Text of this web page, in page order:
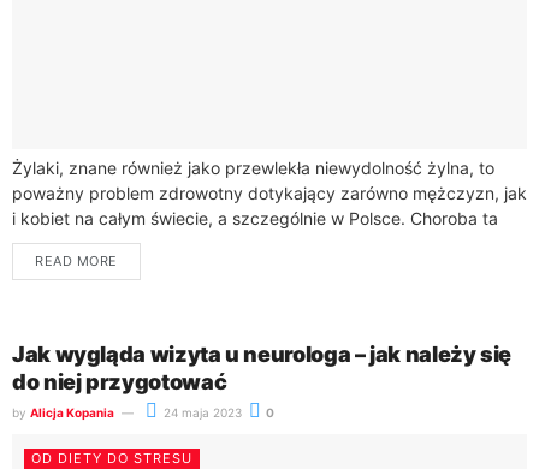
Żylaki, znane również jako przewlekła niewydolność żylna, to
poważny problem zdrowotny dotykający zarówno mężczyzn, jak
i kobiet na całym świecie, a szczególnie w Polsce. Choroba ta
charakteryzuje się poszerzeniem i...
READ MORE
Jak wygląda wizyta u neurologa – jak należy się
do niej przygotować
by Alicja Kopania 24 maja 2023 0
OD DIETY DO STRESU